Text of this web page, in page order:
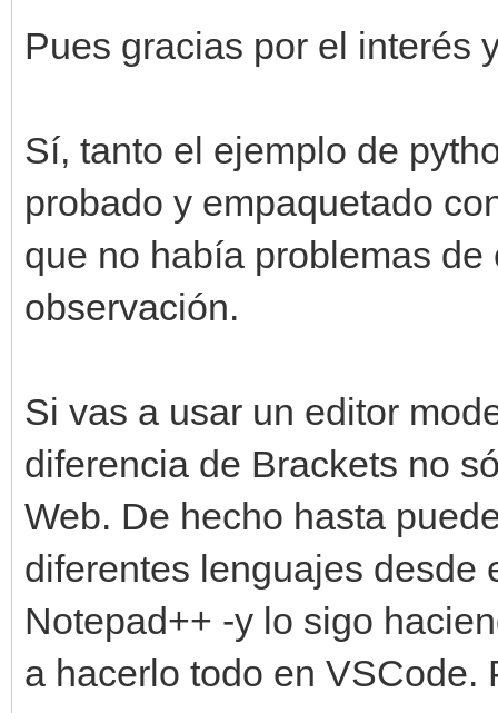
Pues gracias por el interés
Sí, tanto el ejemplo de
probado y empaquetado
que no había problemas
observación.
Si vas a usar un editor
diferencia de Brackets no
Web. De hecho hasta
diferentes lenguajes desde
Notepad++ -y lo sigo
a hacerlo todo en VSCode.